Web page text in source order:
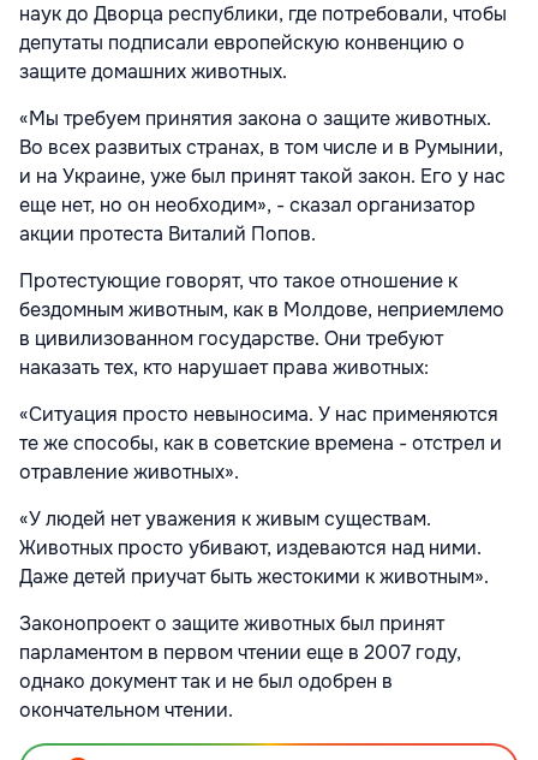
наук до Дворца республики, где потребовали, чтобы
депутаты подписали европейскую конвенцию о
защите домашних животных.
«Мы требуем принятия закона о защите животных.
Во всех развитых странах, в том числе и в Румынии,
и на Украине, уже был принят такой закон. Его у нас
еще нет, но он необходим», - сказал организатор
акции протеста Виталий Попов.
Протестующие говорят, что такое отношение к
бездомным животным, как в Молдове, неприемлемо
в цивилизованном государстве. Они требуют
наказать тех, кто нарушает права животных:
«Ситуация просто невыносима. У нас применяются
те же способы, как в советские времена - отстрел и
отравление животных».
«У людей нет уважения к живым существам.
Животных просто убивают, издеваются над ними.
Даже детей приучат быть жестокими к животным».
Законопроект о защите животных был принят
парламентом в первом чтении еще в 2007 году,
однако документ так и не был одобрен в
окончательном чтении.